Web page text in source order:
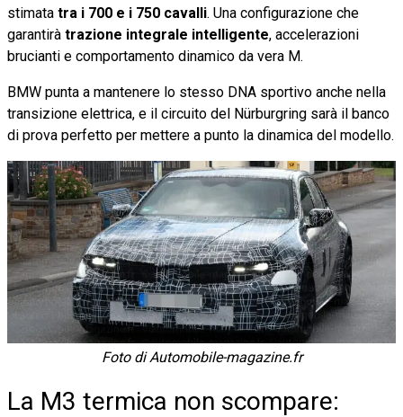
stimata tra i 700 e i 750 cavalli. Una configurazione che
garantirà trazione integrale intelligente, accelerazioni
brucianti e comportamento dinamico da vera M.
BMW punta a mantenere lo stesso DNA sportivo anche nella
transizione elettrica, e il circuito del Nürburgring sarà il banco
di prova perfetto per mettere a punto la dinamica del modello.
Foto di Automobile-magazine.fr
La M3 termica non scompare: